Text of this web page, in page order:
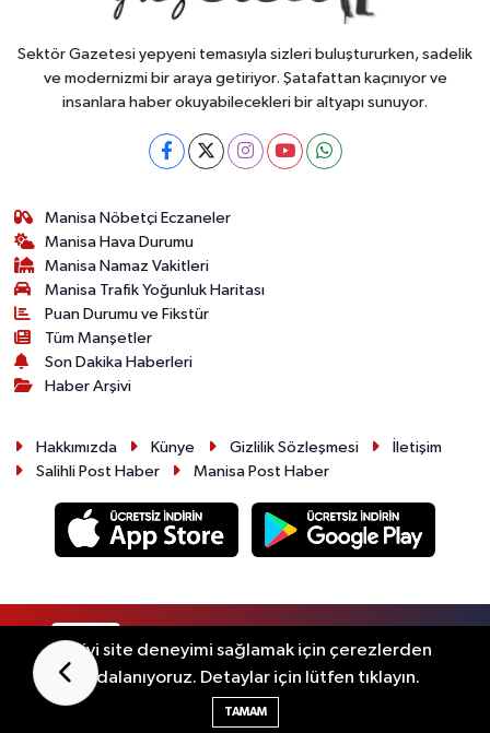
Sektör Gazetesi yepyeni temasıyla sizleri buluştururken, sadelik
ve modernizmi bir araya getiriyor. Şatafattan kaçınıyor ve
insanlara haber okuyabilecekleri bir altyapı sunuyor.
Manisa Nöbetçi Eczaneler
Manisa Hava Durumu
Manisa Namaz Vakitleri
Manisa Trafik Yoğunluk Haritası
Puan Durumu ve Fikstür
Tüm Manşetler
Son Dakika Haberleri
Haber Arşivi
Hakkımızda Künye Gizlilik Sözleşmesi
İletişim
Salihli Post Haber
Manisa Post Haber
Haber Yazılımı:
En iyi site deneyimi sağlamak için çerezlerden
faydalanıyoruz. Detaylar için lütfen tıklayın.
TAMAM